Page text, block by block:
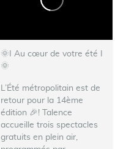
🌞I Au cœur de votre été I
🌞
L’Été métropolitain est de
retour pour la 14ème
édition 🎉!
Talence
accueille trois spectacles
gratuits en plein air,